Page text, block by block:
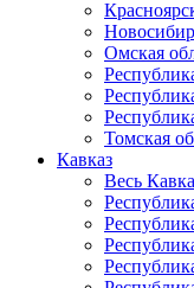
Омская
Томская
Кавказ
Весь